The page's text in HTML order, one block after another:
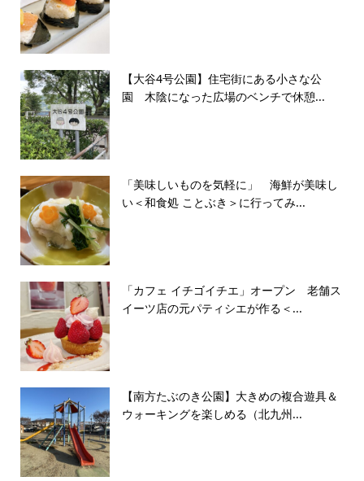
【大谷4号公園】住宅街にある小さな公
園 木陰になった広場のベンチで休憩...
「美味しいものを気軽に」 海鮮が美味し
い＜和食処 ことぶき＞に行ってみ...
「カフェ イチゴイチエ」オープン 老舗ス
イーツ店の元パティシエが作る＜...
【南方たぶのき公園】大きめの複合遊具＆
ウォーキングを楽しめる（北九州...